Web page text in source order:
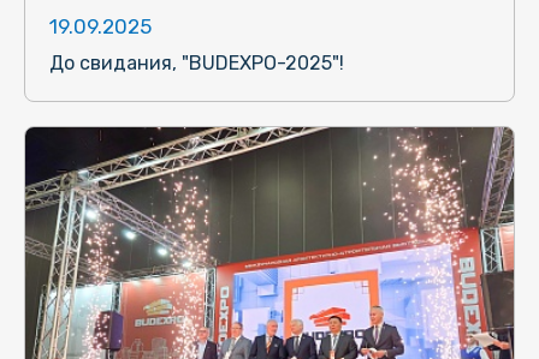
19.09.2025
До свидания, "BUDEXPO-2025"!